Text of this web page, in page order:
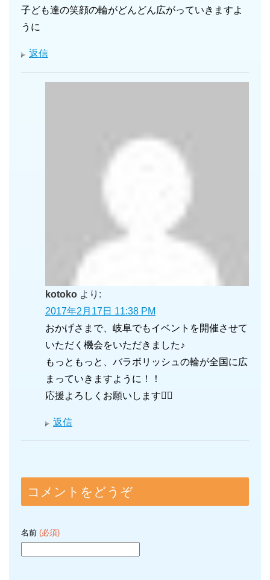
子ども達の笑顔の輪がどんどん広がっていきますよ
うに
返信
kotoko より:
2017年2月17日 11:38 PM
おかげさまで、岐阜でもイベントを開催させて
いただく機会をいただきました♪
もっともっと、バラボリッシュの輪が全国に広
まっていきますように！！
応援よろしくお願いします⌄̈⃝
返信
コメントをどうぞ
名前 (必須)